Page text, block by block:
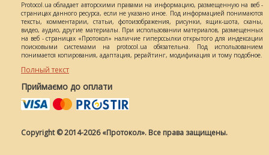
Protocol.ua обладает авторскими правами на информацию, размещенную на веб -
страницах данного ресурса, если не указано иное. Под информацией понимаются
тексты, комментарии, статьи, фотоизображения, рисунки, ящик-шота, сканы,
видео, аудио, другие материалы. При использовании материалов, размещенных
на веб - страницах «Протокол» наличие гиперссылки открытого для индексации
поисковыми системами на protocol.ua обязательна. Под использованием
понимается копирования, адаптация, рерайтинг, модификация и тому подобное.
Полный текст
Приймаємо до оплати
Copyright © 2014-2026 «Протокол». Все права защищены.